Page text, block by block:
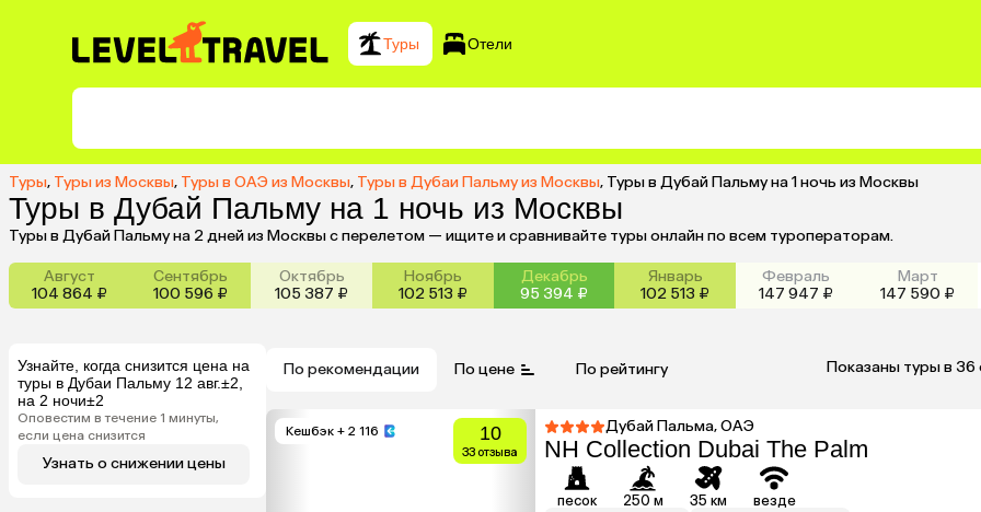
Туры Отели
Туры, Туры из Москвы, Туры в ОАЭ из Москвы, Туры в Дубаи Пальму из Москвы, Туры в Дубай Пальму на 1 ночь из Москвы
Туры в Дубай Пальму на 1 ночь из Москвы
Туры в Дубай Пальму на 2 дней из Москвы с перелетом — ищите и сравнивайте туры онлайн по всем туроператорам.
Август
104 864 ₽
Сентябрь
100 596 ₽
Октябрь
105 387 ₽
Ноябрь
102 513 ₽
Декабрь
95 394 ₽
Январь
102 513 ₽
Февраль
147 947 ₽
Март
147 590 ₽
Узнайте, когда снизится цена на
туры в Дубаи Пальму 12 авг.±2,
на 2 ночи±2
Оповестим в течение 1 минуты,
если цена снизится
Узнать о снижении цены
По рекомендации По цене По рейтингу Показаны туры в 36
Кешбэк + 2 116 10
33 отзыва
Дубай Пальма, ОАЭ
NH Collection Dubai The Palm
песок 250 м 35 км везде